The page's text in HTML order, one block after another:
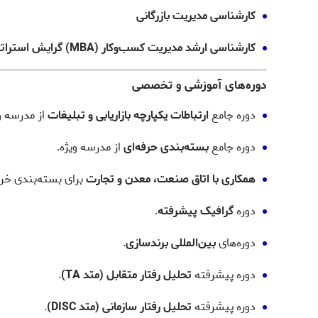
کارشناسی مدیریت بازرگانی
کارشناسی ارشد مدیریت کسب‌وکار (MBA) گرایش استراتژی
دوره‌های آموزشی و تخصصی
دوره جامعارتباطات یکپارچه بازاریابی و تبلیغاتاز مدرسه
دوره جامعبسته‌بندی حرفه‌ایاز مدرسه ویژه.
همکاری با اتاق صنعت، معدن و تجارتبرای بسته‌بندی
دورهگرافیک پیشرفته.
دوره‌هایبین‌المللی برندسازی.
دوره پیشرفتهتحلیل رفتار متقابل (متد TA)
.
دوره پیشرفتهتحلیل رفتار سازمانی (متد DISC)
.